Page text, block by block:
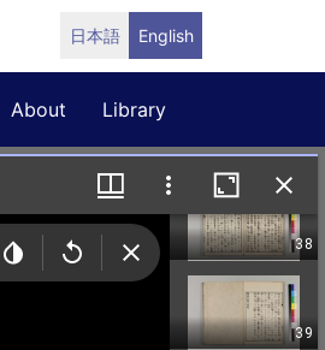
日本語 English
About Library